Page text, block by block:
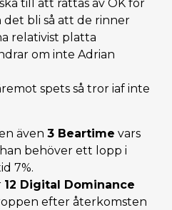
till att rattas av ÖK för
det bli så att de rinner
relativist platta
om inte Adrian
spets så tror iaf inte
även 3 Beartime vars
behöver ett lopp i
7%.
12 Digital Dominance
efter återkomsten